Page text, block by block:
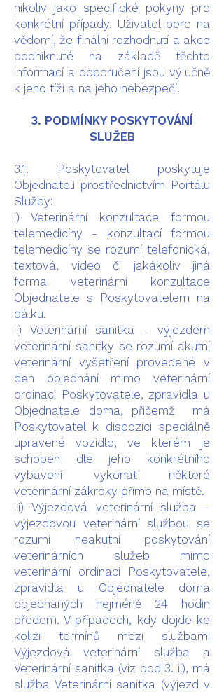
nikoliv jako specifické pokyny pro
konkrétní případy. Uživatel bere na
vědomí, že finální rozhodnutí a akce
podniknuté na základě těchto
informací a doporučení jsou výlučně
k jeho tíži a na jeho nebezpečí.
3. PODMÍNKY POSKYTOVÁNÍ
SLUŽEB
3.1. Poskytovatel poskytuje
Objednateli prostřednictvím Portálu
Služby:
i) Veterinární konzultace formou
telemedicíny - konzultací formou
telemedicíny se rozumí telefonická,
textová, video či jakákoliv jiná
forma veterinární konzultace
Objednatele s Poskytovatelem na
dálku.
ii) Veterinární sanitka - výjezdem
veterinární sanitky se rozumí akutní
veterinární vyšetření provedené v
den objednání mimo veterinární
ordinaci Poskytovatele, zpravidla u
Objednatele doma, přičemž má
Poskytovatel k dispozici speciálně
upravené vozidlo, ve kterém je
schopen dle jeho konkrétního
vybavení vykonat některé
veterinární zákroky přímo na místě.
iii) Výjezdová veterinární služba -
výjezdovou veterinární službou se
rozumí neakutní poskytování
veterinárních služeb mimo
veterinární ordinaci Poskytovatele,
zpravidla u Objednatele doma
objednaných nejméně 24 hodin
předem. V případech, kdy dojde ke
kolizi termínů mezi službami
Výjezdová veterinární služba a
Veterinární sanitka (viz bod 3. ii), má
služba Veterinární sanitka (výjezd v